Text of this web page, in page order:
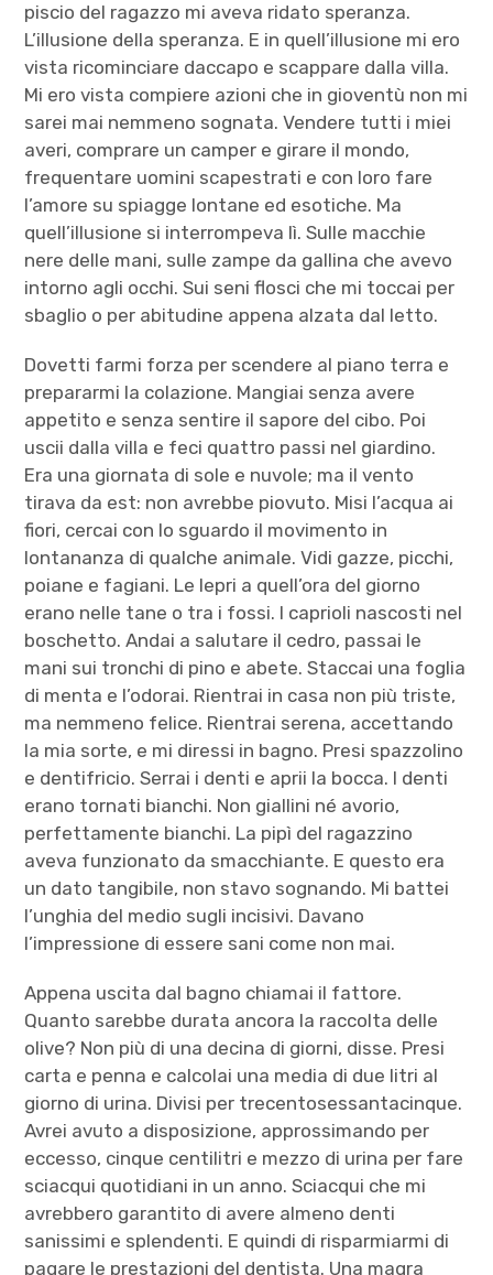
piscio del ragazzo mi aveva ridato speranza.
L’illusione della speranza. E in quell’illusione mi ero
vista ricominciare daccapo e scappare dalla villa.
Mi ero vista compiere azioni che in gioventù non mi
sarei mai nemmeno sognata. Vendere tutti i miei
averi, comprare un camper e girare il mondo,
frequentare uomini scapestrati e con loro fare
l’amore su spiagge lontane ed esotiche. Ma
quell’illusione si interrompeva lì. Sulle macchie
nere delle mani, sulle zampe da gallina che avevo
intorno agli occhi. Sui seni flosci che mi toccai per
sbaglio o per abitudine appena alzata dal letto.
Dovetti farmi forza per scendere al piano terra e
prepararmi la colazione. Mangiai senza avere
appetito e senza sentire il sapore del cibo. Poi
uscii dalla villa e feci quattro passi nel giardino.
Era una giornata di sole e nuvole; ma il vento
tirava da est: non avrebbe piovuto. Misi l’acqua ai
fiori, cercai con lo sguardo il movimento in
lontananza di qualche animale. Vidi gazze, picchi,
poiane e fagiani. Le lepri a quell’ora del giorno
erano nelle tane o tra i fossi. I caprioli nascosti nel
boschetto. Andai a salutare il cedro, passai le
mani sui tronchi di pino e abete. Staccai una foglia
di menta e l’odorai. Rientrai in casa non più triste,
ma nemmeno felice. Rientrai serena, accettando
la mia sorte, e mi diressi in bagno. Presi spazzolino
e dentifricio. Serrai i denti e aprii la bocca. I denti
erano tornati bianchi. Non giallini né avorio,
perfettamente bianchi. La pipì del ragazzino
aveva funzionato da smacchiante. E questo era
un dato tangibile, non stavo sognando. Mi battei
l’unghia del medio sugli incisivi. Davano
l’impressione di essere sani come non mai.
Appena uscita dal bagno chiamai il fattore.
Quanto sarebbe durata ancora la raccolta delle
olive? Non più di una decina di giorni, disse. Presi
carta e penna e calcolai una media di due litri al
giorno di urina. Divisi per trecentosessantacinque.
Avrei avuto a disposizione, approssimando per
eccesso, cinque centilitri e mezzo di urina per fare
sciacqui quotidiani in un anno. Sciacqui che mi
avrebbero garantito di avere almeno denti
sanissimi e splendenti. E quindi di risparmiarmi di
pagare le prestazioni del dentista. Una magra